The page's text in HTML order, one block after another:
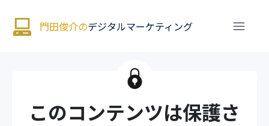
門田俊介のデジタルマーケティング
このコンテンツは保護さ